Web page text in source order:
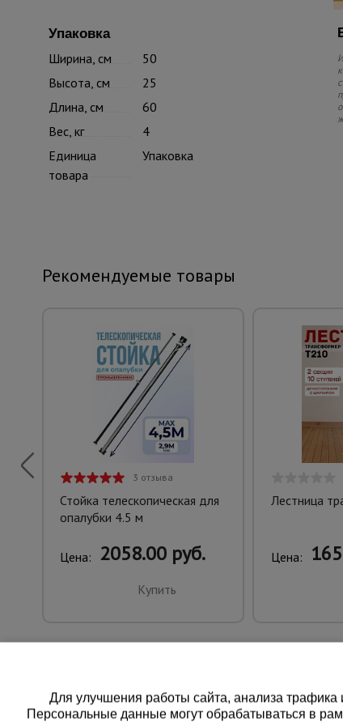
Упаковка
Ширина, см
50
Высота, см
25
Длина, см
60
Вес, кг
4
Единица
товара
Упаковка
Рекомендуемые товары
3 отзыва
Стойка телескопическая для
опалубки 4.5 м
Цена: 2058.00 руб.
Купить
Лестница
Цена:
Для улучшения работы сайта, анализа
Персональные данные могут обрабатываться в